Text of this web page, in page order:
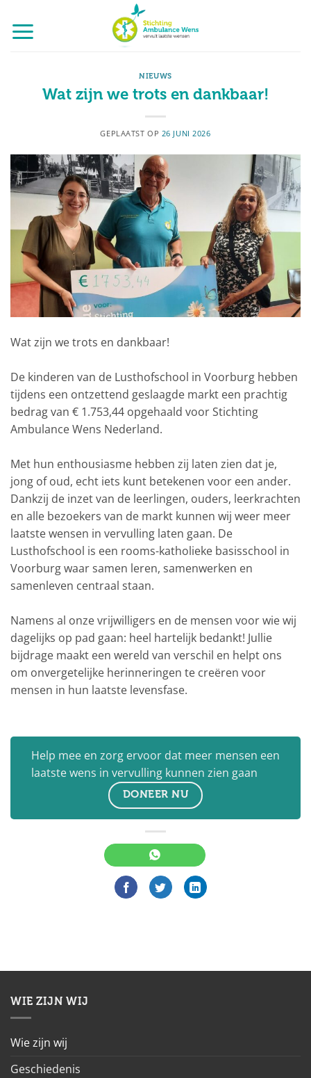
naar
inhoud
NIEUWS
Wat zijn we trots en dankbaar!
GEPLAATST OP 26 JUNI 2026
Wat zijn we trots en dankbaar!
De kinderen van de Lusthofschool in Voorburg hebben
tijdens een ontzettend geslaagde markt een prachtig
bedrag van € 1.753,44 opgehaald voor Stichting
Ambulance Wens Nederland.
Met hun enthousiasme hebben zij laten zien dat je,
jong of oud, echt iets kunt betekenen voor een ander.
Dankzij de inzet van de leerlingen, ouders, leerkrachten
en alle bezoekers van de markt kunnen wij weer meer
laatste wensen in vervulling laten gaan. De
Lusthofschool is een rooms-katholieke basisschool in
Voorburg waar samen leren, samenwerken en
samenleven centraal staan.
Namens al onze vrijwilligers en de mensen voor wie wij
dagelijks op pad gaan: heel hartelijk bedankt! Jullie
bijdrage maakt een wereld van verschil en helpt ons
om onvergetelijke herinneringen te creëren voor
mensen in hun laatste levensfase.
Help mee en zorg ervoor dat meer mensen een
laatste wens in vervulling kunnen zien gaan
DONEER NU
WIE ZIJN WIJ
Wie zijn wij
Geschiedenis